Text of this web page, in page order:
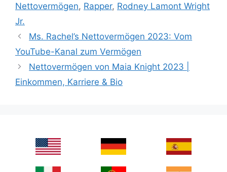
Nettovermögen, Rapper, Rodney Lamont Wright
Jr.
Ms. Rachel’s Nettovermögen 2023: Vom
YouTube-Kanal zum Vermögen
Nettovermögen von Maia Knight 2023 |
Einkommen, Karriere & Bio